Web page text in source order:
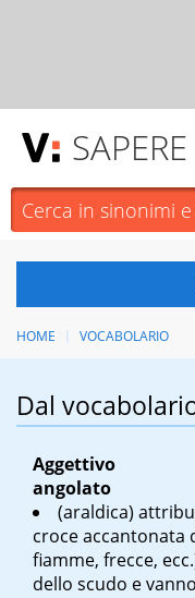
SAPERE
HOME VOCABOLARIO
Dal
Aggettivo
angolato
(araldica)
croce accantonata
fiamme, frecce,
dello scudo e